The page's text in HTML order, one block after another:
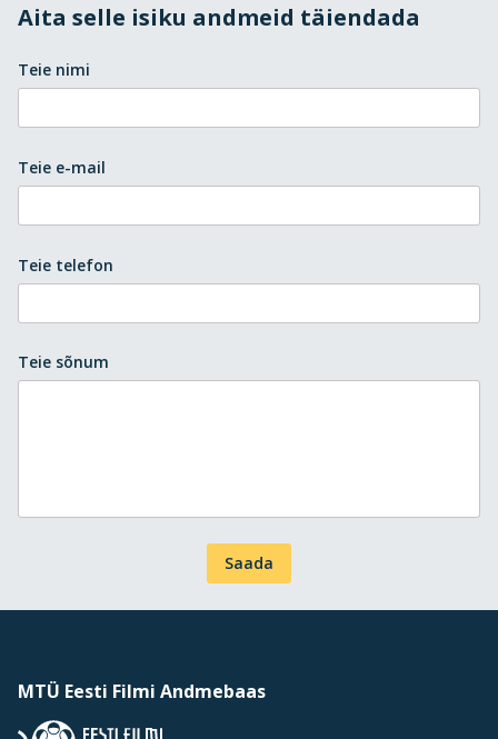
Aita selle isiku andmeid täiendada
Teie nimi
Teie e-mail
Teie telefon
Teie sõnum
Saada
MTÜ Eesti Filmi Andmebaas